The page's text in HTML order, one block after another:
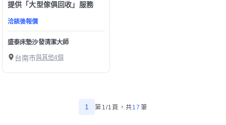
提供「大型傢俱回收」服務
洽談後報價
盛泰床墊沙發清潔大師
台南市與其他4個
1 第1/1頁， 共17 筆